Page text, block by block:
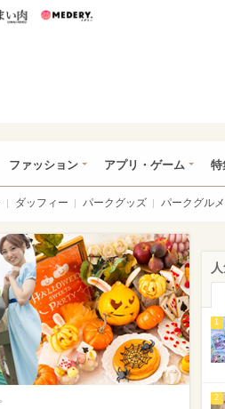
パン うまい肉
ファッション アプリ・ゲーム 特
ダッフィー パークグッズ パークグルメ
1
2